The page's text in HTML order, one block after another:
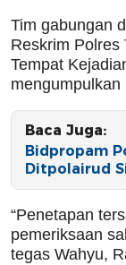
Tim gabungan
Reskrim Polres
Tempat
Baca Juga:
Bidpropam
Ditpolairud
“Penetapan
pemeriksaan
tegas Wahyu,